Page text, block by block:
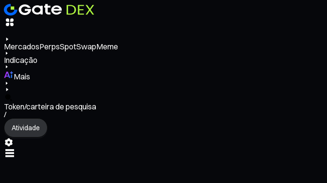
MercadosPerpsSpotSwapMeme
Indicação
Mais
Token/carteira de pesquisa
/
Atividade